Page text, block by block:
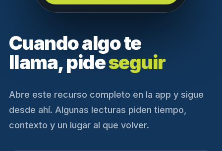
Cuando algo te
llama, pideseguir
Abre este recurso completo en la app y sigue
desde ahí. Algunas lecturas piden tiempo,
contexto y un lugar al que volver.